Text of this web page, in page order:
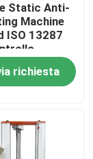
Static Anti-
Machine
ISO 13287
+
speciale
richiesta